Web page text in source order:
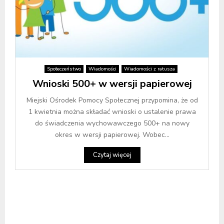
Społeczeństwo Wiadomości Wiadomości z ratusza
Wnioski 500+ w wersji papierowej
Miejski Ośrodek Pomocy Społecznej przypomina, że od
1 kwietnia można składać wnioski o ustalenie prawa
do świadczenia wychowawczego 500+ na nowy
okres w wersji papierowej. Wobec...
Czytaj więcej